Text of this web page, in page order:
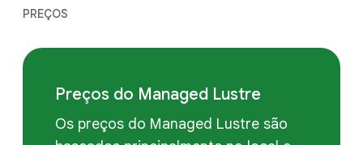
PREÇOS
Preços do Managed Lustre
Os preços do Managed Lustre são